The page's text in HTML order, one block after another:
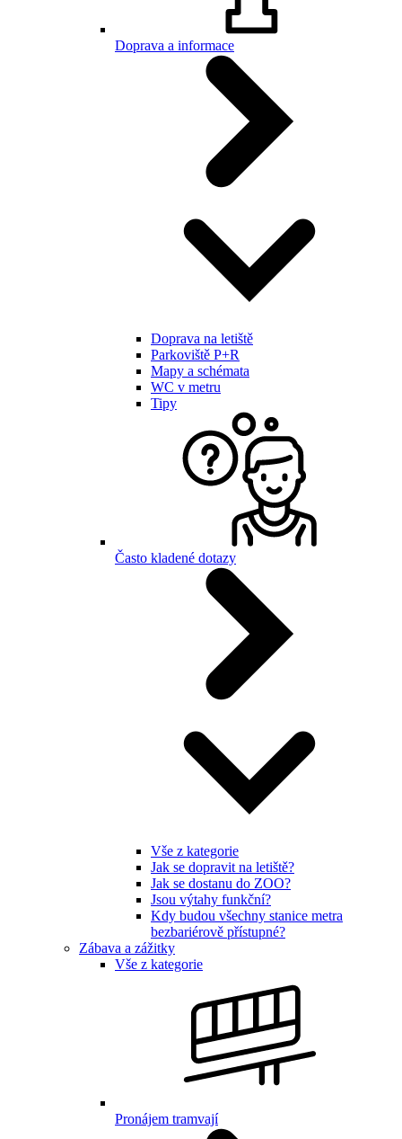
Doprava a informace
Doprava na letiště
Parkoviště P+R
Mapy a schémata
WC v metru
Tipy
Často kladené dotazy
Vše z kategorie
Jak se dopravit na letiště?
Jak se dostanu do ZOO?
Jsou výtahy funkční?
Kdy budou všechny stanice metra
bezbariérově přístupné?
Zábava a zážitky
Vše z kategorie
Pronájem tramvají